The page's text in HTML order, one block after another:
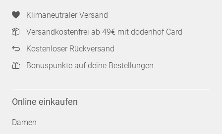
Klimaneutraler Versand
Versandkostenfrei ab 49€ mit dodenhof Card
Kostenloser Rückversand
Bonuspunkte auf deine Bestellungen
Online einkaufen
Damen